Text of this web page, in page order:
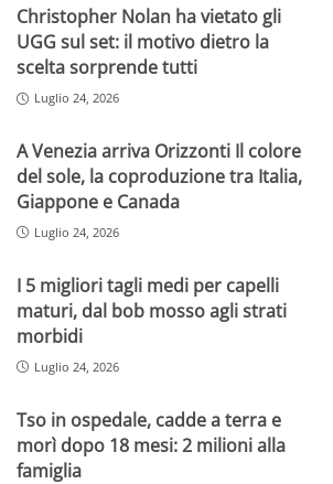
Christopher Nolan ha vietato gli
UGG sul set: il motivo dietro la
scelta sorprende tutti
Luglio 24, 2026
A Venezia arriva Orizzonti Il colore
del sole, la coproduzione tra Italia,
Giappone e Canada
Luglio 24, 2026
I 5 migliori tagli medi per capelli
maturi, dal bob mosso agli strati
morbidi
Luglio 24, 2026
Tso in ospedale, cadde a terra e
morì dopo 18 mesi: 2 milioni alla
famiglia